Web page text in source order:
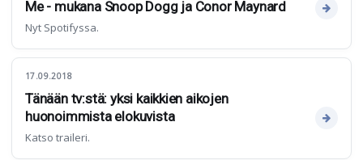
Me - mukana Snoop Dogg ja Conor Maynard
Nyt Spotifyssa.
17.09.2018
Tänään tv:stä: yksi kaikkien aikojen
huonoimmista elokuvista
Katso traileri.